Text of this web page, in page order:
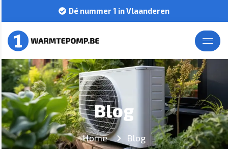
Dé nummer 1 in Vlaanderen
Blog
Home Blog